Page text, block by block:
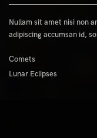
Nullam sit amet nisi non
adipiscing accumsan id,
Comets
Lunar Eclipses